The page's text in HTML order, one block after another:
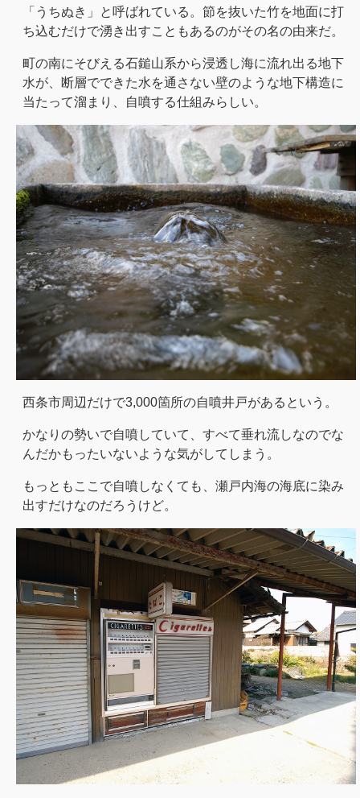
「うちぬき」と呼ばれている。節を抜いた竹を地面に打
ち込むだけで湧き出すこともあるのがその名の由来だ。
町の南にそびえる石鎚山系から浸透し海に流れ出る地下
水が、断層でできた水を通さない壁のような地下構造に
当たって溜まり、自噴する仕組みらしい。
西条市周辺だけで3,000箇所の自噴井戸があるという。
かなりの勢いで自噴していて、すべて垂れ流しなのでな
んだかもったいないような気がしてしまう。
もっともここで自噴しなくても、瀬戸内海の海底に染み
出すだけなのだろうけど。